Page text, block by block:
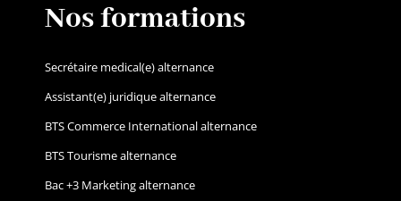
Nos formations
Secrétaire medical(e) alternance
Assistant(e) juridique alternance
BTS Commerce International alternance
BTS Tourisme alternance
Bac +3 Marketing alternance